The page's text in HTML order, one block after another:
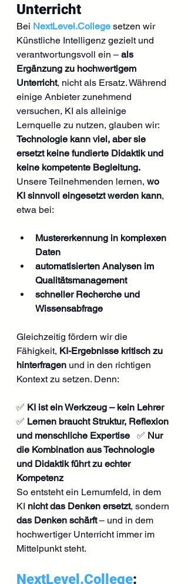
Unterricht
Bei NextLevel.College setzen wir
Künstliche Intelligenz gezielt und
verantwortungsvoll ein – als
Ergänzung zu hochwertigem
Unterricht, nicht als Ersatz. Während
einige Anbieter zunehmend
versuchen, KI als alleinige
Lernquelle zu nutzen, glauben wir:
Technologie kann viel, aber sie
ersetzt keine fundierte Didaktik und
keine kompetente Begleitung.
Unsere Teilnehmenden lernen, wo
KI sinnvoll eingesetzt werden kann,
etwa bei:
Mustererkennung in komplexen
Daten
automatisierten Analysen im
Qualitätsmanagement
schneller Recherche und
Wissensabfrage
Gleichzeitig fördern wir die
Fähigkeit, KI-Ergebnisse kritisch zu
hinterfragen und in den richtigen
Kontext zu setzen. Denn:
✅ KI ist ein Werkzeug – kein Lehrer
✅ Lernen braucht Struktur, Reflexion
und menschliche Expertise ✅ Nur
die Kombination aus Technologie
und Didaktik führt zu echter
Kompetenz
So entsteht ein Lernumfeld, in dem
KI nicht das Denken ersetzt, sondern
das Denken schärft – und in dem
hochwertiger Unterricht immer im
Mittelpunkt steht.
NextLevel.College: